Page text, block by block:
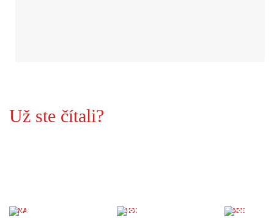
Už ste čítali?
ŽENA INDEX INDEX